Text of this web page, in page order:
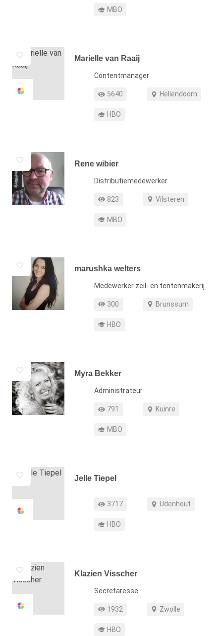
Opleiding MBO
Marielle van Raaij
FunctieContentmanager
Profiel weergaven
5640
Werkgebied Hellendoorn
Opleiding HBO
Rene wibier
FunctieDistributiemedewerker
Profiel weergaven
823
Werkgebied Vilsteren
Opleiding MBO
marushka welters
FunctieMedewerker zeil- en tentenmakerij
Profiel weergaven
300
Werkgebied Brunssum
Opleiding HBO
Myra Bekker
FunctieAdministrateur
Profiel weergaven
791
Werkgebied Kuinre
Opleiding MBO
Jelle Tiepel
Profiel weergaven
3717
Werkgebied Udenhout
Opleiding HBO
Klazien Visscher
FunctieSecretaresse
Profiel weergaven
1932
Werkgebied Zwolle
Opleiding HBO